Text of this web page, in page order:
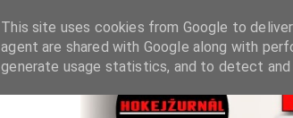
This site uses cookies from Google to
agent are shared with Google along with
generate usage statistics, and to detect and